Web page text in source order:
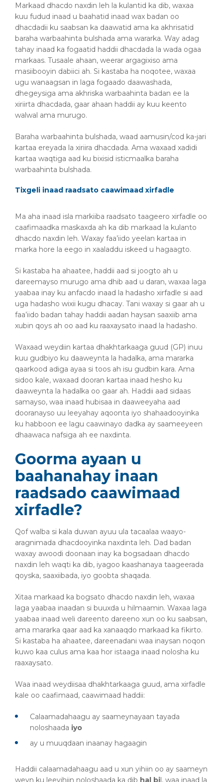
Markaad dhacdo naxdin leh la kulantid ka dib, waxaa
kuu fudud inaad u baahatid inaad wax badan oo
dhacdadii ku saabsan ka daawatid ama ka akhrisatid
baraha warbaahinta bulshada ama wararka. Way adag
tahay inaad ka fogaatid haddii dhacdada la wada ogaa
markaas. Tusaale ahaan, weerar argagixiso ama
masiibooyin dabiici ah. Si kastaba ha noqotee, waxaa
ugu wanaagsan in laga fogaado daawashada,
dhegeysiga ama akhriska warbaahinta badan ee la
xiriirta dhacdada, gaar ahaan haddii ay kuu keento
walwal ama murugo.
Baraha warbaahinta bulshada, waad aamusin/cod ka-jari
kartaa ereyada la xiriira dhacdada. Ama waxaad xadidi
kartaa waqtiga aad ku bixisid isticmaalka baraha
warbaahinta bulshada.
Tixgeli inaad raadsato caawimaad xirfadle
Ma aha inaad isla markiiba raadsato taageero xirfadle oo
caafimaadka maskaxda ah ka dib markaad la kulanto
dhacdo naxdin leh. Waxay faa’iido yeelan kartaa in
marka hore la eego in xaaladdu iskeed u hagaagto.
Si kastaba ha ahaatee, haddii aad si joogto ah u
dareemayso murugo ama dhib aad u daran, waxaa laga
yaabaa inay ku anfacdo inaad la hadasho xirfadle si aad
uga hadasho wixii kugu dhacay. Tani waxay si gaar ah u
faa’iido badan tahay haddii aadan haysan saaxiib ama
xubin qoys ah oo aad ku raaxaysato inaad la hadasho.
Waxaad weydiin kartaa dhakhtarkaaga guud (GP) inuu
kuu gudbiyo ku daaweynta la hadalka, ama mararka
qaarkood adiga ayaa si toos ah isu gudbin kara. Ama
sidoo kale, waxaad dooran kartaa inaad hesho ku
daaweynta la hadalka oo gaar ah. Haddii aad sidaas
samayso, waa inaad hubisaa in daaweeyaha aad
dooranayso uu leeyahay aqoonta iyo shahaadooyinka
ku habboon ee lagu caawinayo dadka ay saameeyeen
dhaawaca nafsiga ah ee naxdinta.
Goorma ayaan u
baahanahay inaan
raadsado caawimaad
xirfadle?
Qof walba si kala duwan ayuu ula tacaalaa waayo-
aragnimada dhacdooyinka naxdinta leh. Dad badan
waxay awoodi doonaan inay ka bogsadaan dhacdo
naxdin leh waqti ka dib, iyagoo kaashanaya taageerada
qoyska, saaxiibada, iyo goobta shaqada.
Xitaa markaad ka bogsato dhacdo naxdin leh, waxaa
laga yaabaa inaadan si buuxda u hilmaamin. Waxaa laga
yaabaa inaad weli dareento dareeno xun oo ku saabsan,
ama mararka qaar aad ka xanaaqdo markaad ka fikirto.
Si kastaba ha ahaatee, dareenadani waa inaysan noqon
kuwo kaa culus ama kaa hor istaaga inaad nolosha ku
raaxaysato.
Waa inaad weydiisaa dhakhtarkaaga guud, ama xirfadle
kale oo caafimaad, caawimaad haddii:
Calaamadahaagu ay saameynayaan tayada
noloshaada iyo
ay u muuqdaan inaanay hagaagin
Haddii calaamadahaagu aad u xun yihiin oo ay saameyn
weyn ku leeyihiin noloshaada ka dib hal bil, waa inaad la